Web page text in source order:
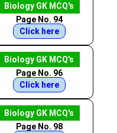
Biology GK MCQ's
Page No. 94
Click here
Biology GK MCQ's
Page No. 96
Click here
Biology GK MCQ's
Page No. 98